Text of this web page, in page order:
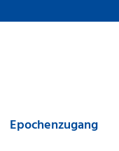
Epochenzugang